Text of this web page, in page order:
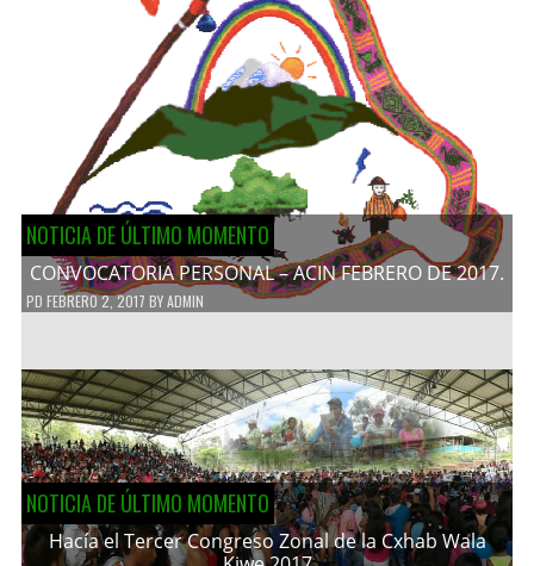
NOTICIA DE ÚLTIMO MOMENTO
CONVOCATORIA PERSONAL – ACIN FEBRERO DE 2017.
PD FEBRERO 2, 2017 BYADMIN
NOTICIA DE ÚLTIMO MOMENTO
Hacía el Tercer Congreso Zonal de la Cxhab Wala